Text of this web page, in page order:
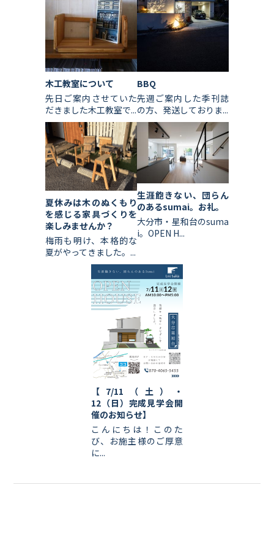
木工教室について
先日ご案内させていた
だきました木工教室で...
BBQ
先週ご案内した季刊誌
の方、発送しておりま...
夏休みは木のぬくもり
を感じる家具づくりを
楽しみませんか？
梅雨も明け、本格的な
夏がやってきました。...
生涯飽きない、団らん
のあるsumai。お礼。
大分市・星和台のsuma
i。OPEN H...
【7/11（土）・
12（日）完成見学会開
催のお知らせ】
こんにちは！このた
び、お施主様のご厚意
に...